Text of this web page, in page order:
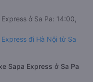
ở Sa Pa: 14:00,
đi Hà Nội từ Sa
Sapa Express ở Sa Pa